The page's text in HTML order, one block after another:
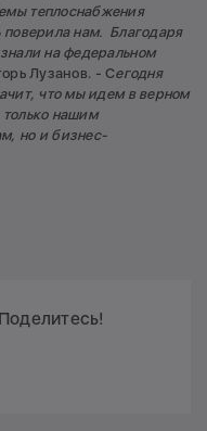
теплоснабжения
поверила нам. Благодаря
на федеральном
Лузанов. - Сегодня
что мы идем в верном
нашим
но и бизнес-